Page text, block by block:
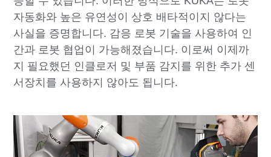
자동화와 높은 유연성이 상호 배타적이지 않다는
사실을 증명합니다. 감응 로봇 기술을 사용하여 인
간과 로봇 협업이 가능해졌습니다. 이로써 이제까
지 필요했던 인클로저 및 부품 감지를 위한 추가 센
서장치를 사용하지 않아도 됩니다.